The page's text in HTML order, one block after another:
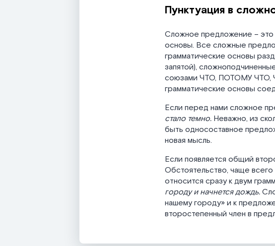
Пунктуация в
Сложное предложение – это
основы. Все сложные
грамматические основы
запятой),
союзами ЧТО, ПОТОМУ ЧТО,
грамматические основы
Если перед нами сложное
стало темно. Неважно, из
быть односоставное
новая мысль.
Если появляется общий
Обстоятельство, чаще
относится сразу к двум
городу и начнется дождь.
нашему городу» и к
второстепенный член в